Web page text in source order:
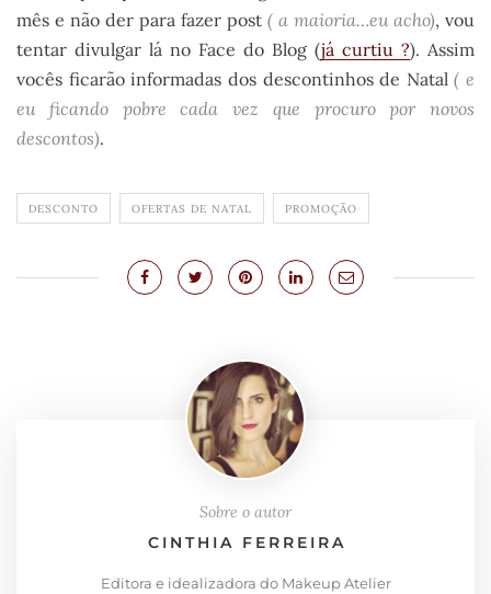
mês e não der para fazer post ( a maioria…eu acho), vou
tentar divulgar lá no Face do Blog (já curtiu ?). Assim
vocês ficarão informadas dos descontinhos de Natal( e
eu ficando pobre cada vez que procuro por novos
descontos).
DESCONTO OFERTAS DE NATAL PROMOÇÃO
Sobre o autor
CINTHIA FERREIRA
Editora e idealizadora do Makeup Atelier